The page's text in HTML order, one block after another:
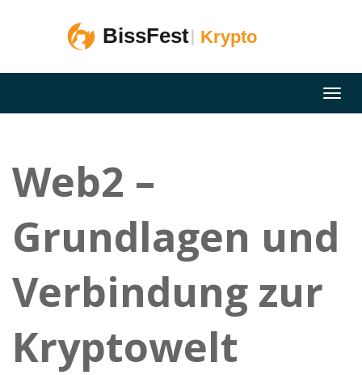
Web2 –
Grundlagen und
Verbindung zur
Kryptowelt